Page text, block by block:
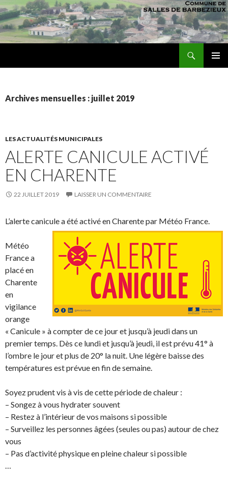
Archives mensuelles : juillet 2019
LES ACTUALITÉS MUNICIPALES
ALERTE CANICULE ACTIVÉ
EN CHARENTE
22 JUILLET 2019 LAISSER UN COMMENTAIRE
L’alerte canicule a été activé en Charente par Météo France.
Météo
France a
placé en
Charente
en
vigilance
orange
« Canicule » à compter de ce jour et jusqu’à jeudi dans un
premier temps. Dès ce lundi et jusqu’à jeudi, il est prévu 41° à
l’ombre le jour et plus de 20° la nuit. Une légère baisse des
températures est prévue en fin de semaine.
Soyez prudent vis à vis de cette période de chaleur :
– Songez à vous hydrater souvent
– Restez à l’intérieur de vos maisons si possible
– Surveillez les personnes âgées (seules ou pas) autour de chez
vous
– Pas d’activité physique en pleine chaleur si possible
…